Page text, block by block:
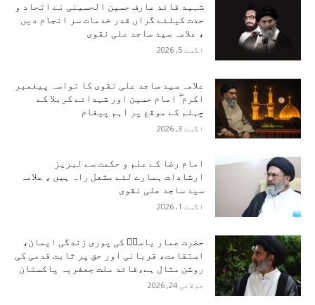
شہید قائد عارف حسین الحسینی نے اتحاد و
حدت کیلئے گراں قدر خدمات سر انجام دیں
، علامہ سید ساجد علی نقوی
اگست 5, 2026
علامہ سید ساجد علی نقوی کا نواسہ پیغمبر
اکرم ۖ امام حسین اور شہدائے کربلا کے
چہلم کے موقع پر اہم پیغام
اگست 3, 2026
امام رضا کے علم و حکمت سے لبریز
ارشادات ہمارے لئے مشعل راہ ہیں ، علامہ
سید ساجد علی نقوی
اگست 1, 2026
حضرت عمار یاسرؑ کی پوری زندگی ایمان،
استقامت، قربانی اور حق پر ثابت قدمی کی
روشن مثال ہے،قائد ملت جعفریہ پاکستان
جولائی 24, 2026